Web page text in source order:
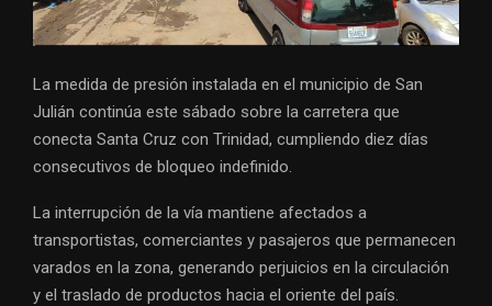
La medida de presión instalada en el municipio de San
Julián continúa este sábado sobre la carretera que
conecta Santa Cruz con Trinidad, cumpliendo diez días
consecutivos de bloqueo indefinido.
La interrupción de la vía mantiene afectados a
transportistas, comerciantes y pasajeros que permanecen
varados en la zona, generando perjuicios en la circulación
y el traslado de productos hacia el oriente del país.